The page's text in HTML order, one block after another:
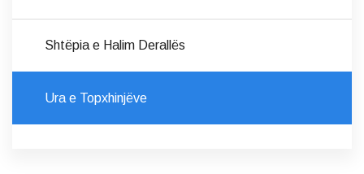
Shtëpia e Halim Derallës
Ura e Topxhinjëve